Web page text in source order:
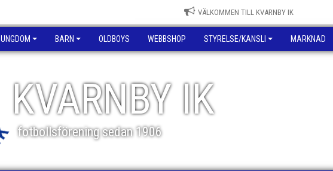
VÄLKOMMEN TILL KVARNBY IK
UNGDOM BARN OLDBOYS WEBBSHOP STYRELSE/KANSLI MARKNAD
KVARNBY IK
fotbollsförening sedan 1906